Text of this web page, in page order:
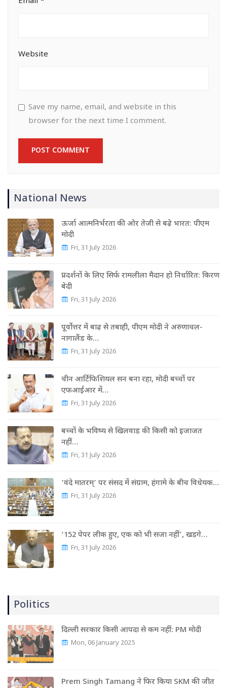
Website
Save my name, email, and website in this
browser for the next time I comment.
National News
ऊर्जा आत्मनिर्भरता की ओर तेजी से बढ़े भारत: पीएम
मोदी
Fri, 31 July 2026
प्रदर्शनों के लिए सिर्फ रामलीला मैदान हो निर्धारित: किरण
बेदी
Fri, 31 July 2026
पूर्वोत्तर में बाढ़ से तबाही, पीएम मोदी ने अरुणाचल-
नागालैंड के…
Fri, 31 July 2026
चीन आर्टिफिशियल सन बना रहा, मोदी बच्चों पर
एफआईआर में…
Fri, 31 July 2026
बच्चों के भविष्य से खिलवाड़ की किसी को इजाजत
नहीं…
Fri, 31 July 2026
‘वंदे मातरम्’ पर संसद में संग्राम, हंगामे के बीच विधेयक…
Fri, 31 July 2026
‘152 पेपर लीक हुए, एक को भी सजा नहीं’, खड़गे…
Fri, 31 July 2026
Politics
दिल्ली सरकार किसी आपदा से कम नहीं: PM मोदी
Mon, 06 January 2025
Prem Singh Tamang ने फिर किया SKM की जीत